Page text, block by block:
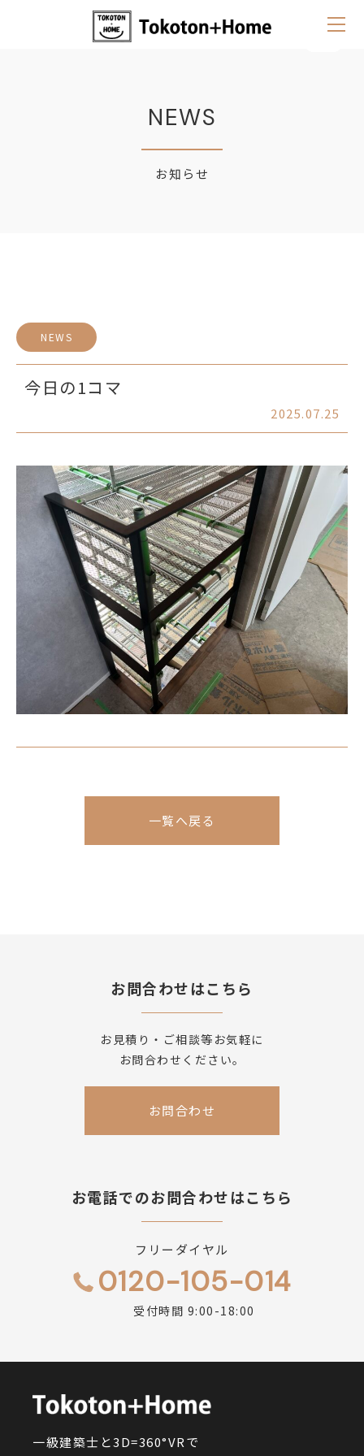
NEWS
お知らせ
NEWS
今日の1コマ
2025.07.25
一覧へ戻る
お問合わせはこちら
お見積り・ご相談等お気軽に
お問合わせください。
お問合わせ
お電話でのお問合わせはこちら
フリーダイヤル
0120-105-014
受付時間 9:00-18:00
一級建築士と3D=360°VRで